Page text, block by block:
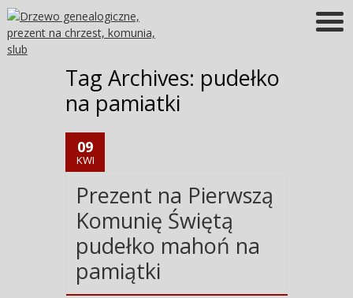
Tag Archives: pudełko
na pamiatki
09
KWI
Prezent na Pierwszą
Komunię Świętą
pudełko mahoń na
pamiątki